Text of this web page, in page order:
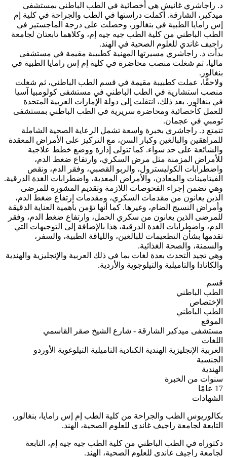
د. راجاشري غانيش هي أخصائية في الطب الباطني بمستشفى
ميدكير، الشارقة. أكملت دراستها في الطب والجراحة في كلية إم
إس رامايا الطبية في بنغالور، وحصلت على درجة الماجستير في
الطب الباطني من كلية الطب جيه جيه إم، وكلاهما تابعتان لجامعة
راجيف غاندي للعلوم الصحية في الهند.
بدأت د. راجاشري مسيرتها المهنية كطبيبة مقيمة في مستشفى
ماليا، ثم شغلت منصب محاضرة في كلية إم إس رامايا الطبية في
بنغالور.
ولاحقًا، عملت كطبيبة مقيمة في قسم الطب الباطني، ثم شغلت
منصب استشارية في الطب الباطني في مستشفى كولومبيا آسيا
في بنغالور. بعد ذلك، انتقلت إلى دولة الإمارات العربية المتحدة
للعمل كأخصائية ومحاضرة سريرية في الطب الباطني بمستشفى
ثومبي في عجمان.
تتمتع د. راجاشري بخبرة واسعة تشمل الرعاية الصحية الشاملة
للمراهقين والبالغين وكبار السن، مع التركيز على الأمراض المعقدة
والشائعة على حد سواء. كما تتولى إدارة ووضع خطط علاجية
للأمراض المزمنة مثل مرض السكري، وارتفاع ضغط الدم،
واضطرابات الكوليسترول، والربو القصبي، وفقر الدم، ونقص
الفيتامينات والمعادن، والأمراض المعدية، واضطرابات الغدة الدرقية.
وهي تضمن إجراء الفحوصات اللازمة وتقديم المشورة للمرضى
الذين يعانون من مقدمات السكري، ومقدمات ارتفاع ضغط الدم،
وأمراض النسيج الضام، وغيرها. كما أنها تؤمن بأهمية العناية الدقيقة
للمرضى الذين يعانون من سكري الحمل، وارتفاع ضغط الدم، وفقر
الدم، واضطرابات الغدة الدرقية، هذا بالإضافة إلى التوجيهات التي
تقدمها بشأن التطعيمات للبالغين، واللياقة الطبية، والسفر،
والسمنة، والصحة الغذائية.
وهي تجيد التحدث بعدة لغات بما في ذلك العربية والإنجليزية والهندية
والكانادا والتاميلية والتيلوجوية والأردية.
قسم
الطب الباطني
الإختصاص
الطب الباطني
الموقع
مستشفى ميدكير الشارقة - شارع الشيخ صقر القاسمي
اللغات
العربية الإنجليزية الهندية الكنادية التاميلية التيلوغوية الأوردو
الجنسية
الهندية
سنوات من الخبرة
17 عامًا
الشهادات
بكالوريوس الطب والجراحة من كلية الطب إم إس رامايا، بنغالور،
التابعة لجامعة راجيف غاندي للعلوم الصحية، الهند.
دكتوراه في الطب الباطني من كلية الطب جيه جيه إم، التابعة
لجامعة راجيف غاندي للعلوم الصحية، الهند.